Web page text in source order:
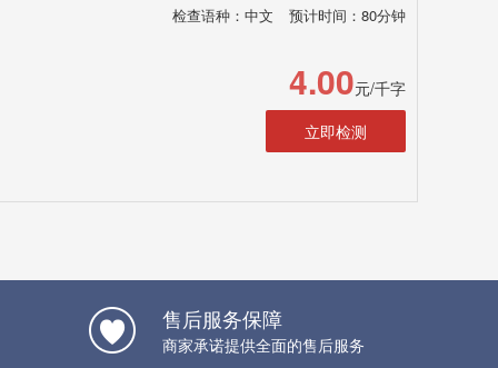
检查语种：中文 预计时间：80分钟
4.00元/千字
立即检测
售后服务保障
商家承诺提供全面的售后服务